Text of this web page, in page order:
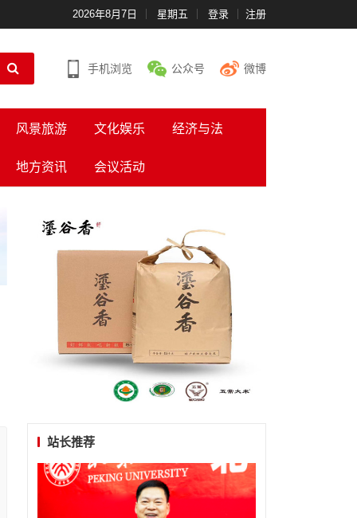
2026年8月7日 星期五 登录 注册
手机浏览 公众号 微博
风景旅游 文化娱乐 经济与法
地方资讯 会议活动
站长推荐